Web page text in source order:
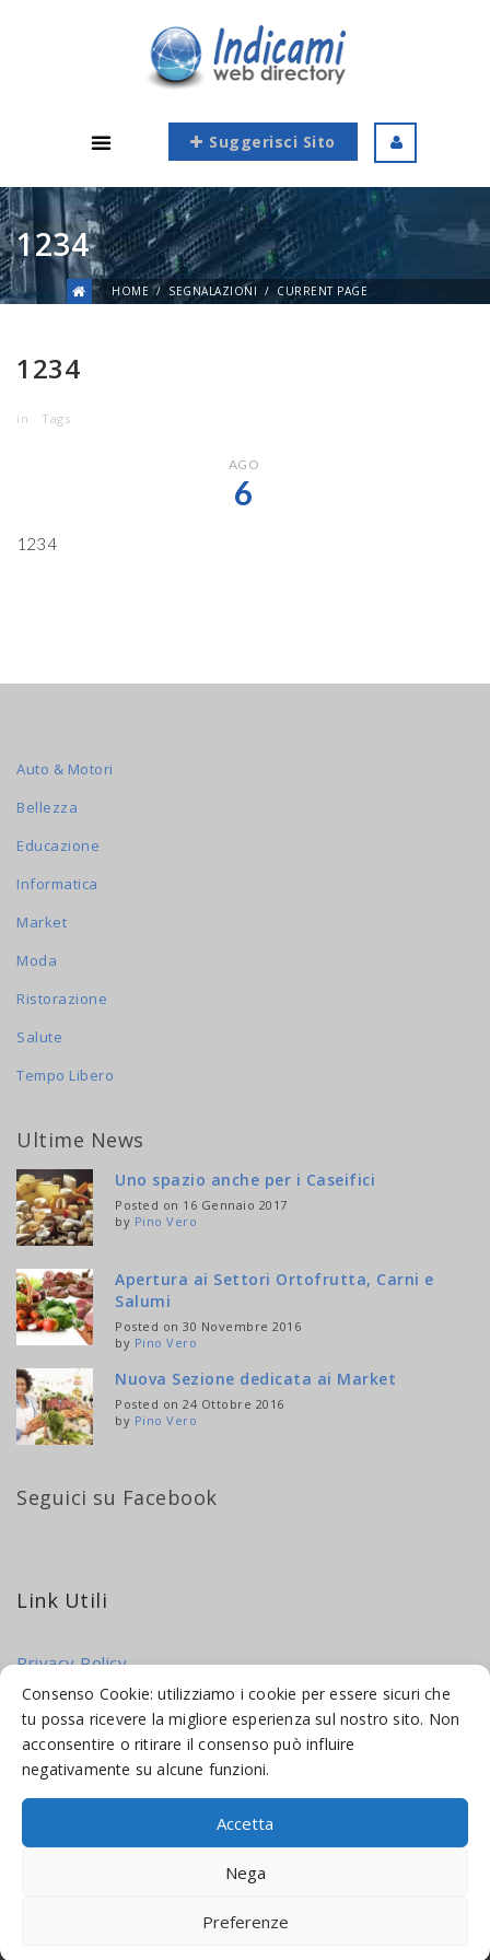
Consenso Cookie: utilizziamo i cookie per essere sicuri che
tu possa ricevere la migliore esperienza sul nostro sito. Non
acconsentire o ritirare il consenso può influire
negativamente su alcune funzioni.
Accetta
Nega
Preferenze
Suggerisci Sito
1234
HOME SEGNALAZIONI CURRENT PAGE
1234
in Tags
AGO
6
1234
Auto & Motori
Bellezza
Educazione
Informatica
Market
Moda
Ristorazione
Salute
Tempo Libero
Ultime News
Uno spazio anche per i Caseifici
Posted on 16 Gennaio 2017
by Pino Vero
Apertura ai Settori Ortofrutta, Carni e
Salumi
Posted on 30 Novembre 2016
by Pino Vero
Nuova Sezione dedicata ai Market
Posted on 24 Ottobre 2016
by Pino Vero
Seguici su Facebook
Link Utili
Privacy Policy
Cookie Policy
MADE WEB SOLUTIONS